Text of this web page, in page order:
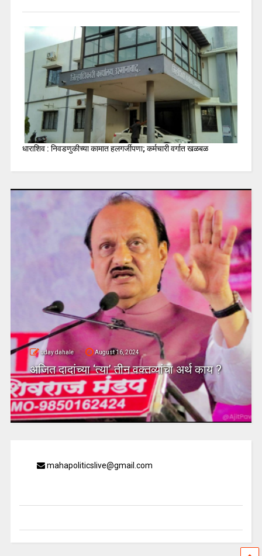
धाराशिव : निवडणुकीच्या कामात हलगर्जीपणा; कर्मचारी वर्गात खळबळ
uday dahale August 16, 2024
अजित दादांच्या ‘त्या’ तीन वक्तव्यांचा अर्थ काय ?
mahapoliticslive@gmail.com